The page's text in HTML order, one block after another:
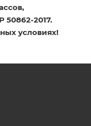
2017.
условиях!